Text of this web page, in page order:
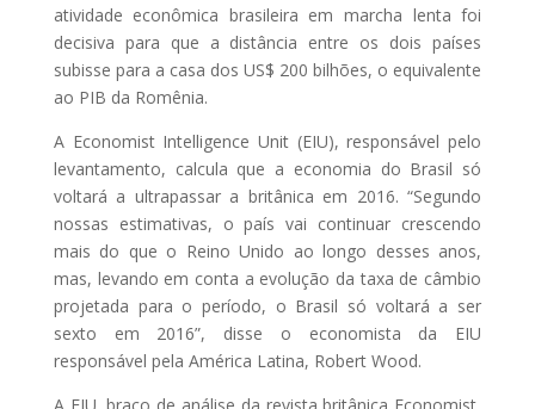
atividade econômica brasileira em marcha lenta foi
decisiva para que a distância entre os dois países
subisse para a casa dos US$ 200 bilhões, o equivalente
ao PIB da Romênia.
A Economist Intelligence Unit (EIU), responsável pelo
levantamento, calcula que a economia do Brasil só
voltará a ultrapassar a britânica em 2016. “Segundo
nossas estimativas, o país vai continuar crescendo
mais do que o Reino Unido ao longo desses anos,
mas, levando em conta a evolução da taxa de câmbio
projetada para o período, o Brasil só voltará a ser
sexto em 2016”, disse o economista da EIU
responsável pela América Latina, Robert Wood.